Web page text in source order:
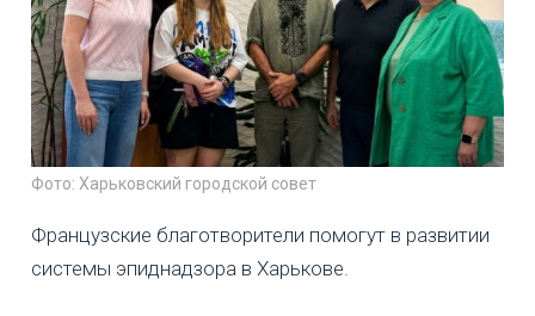
Фото: Харьковский городской совет
Французские благотворители помогут в развитии
системы эпиднадзора в Харькове.